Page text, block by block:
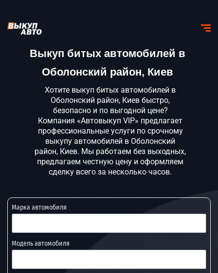
Выкуп битых автомобилей в
Оболонский район, Киев
Хотите выкуп битых автомобилей в
Оболонский район, Киев быстро,
безопасно и по выгодной цене?
Компания «Автовыкуп VIP» предлагает
профессиональные услуги по срочному
выкупу автомобилей в Оболонский
район, Киев. Мы работаем без выходных,
предлагаем честную цену и оформляем
сделку всего за несколько часов.
Марка автомобиля
Модель автомобиля